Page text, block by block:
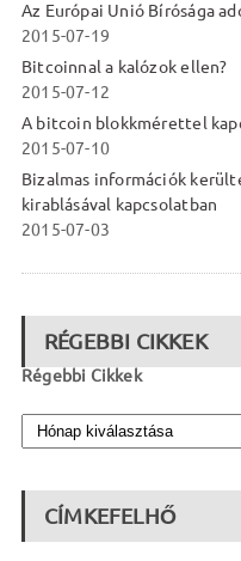
Az Európai Unió Bírósága
2015-07-19
Bitcoinnal a kalózok ellen?
2015-07-12
A bitcoin blokkmérettel
2015-07-10
Bizalmas információk
kirablásával kapcsolatban
2015-07-03
RÉGEBBI CIKKEK
Régebbi Cikkek
CÍMKEFELHŐ